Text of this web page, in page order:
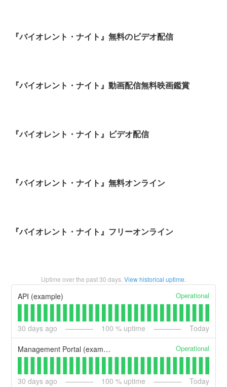
『バイオレント・ナイト』無料のビデオ配信
『バイオレント・ナイト』動画配信無料映画鑑賞
『バイオレント・ナイト』ビデオ配信
『バイオレント・ナイト』無料オンライン
『バイオレント・ナイト』フリーオンライン
Uptime over the past30 days. View historical uptime.
API (example) Operational
30 days ago 100 % uptime Today
Management Portal (example) Operational
30 days ago 100 % uptime Today